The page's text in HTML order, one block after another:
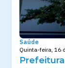
Saúde
Quinta-feira, 16